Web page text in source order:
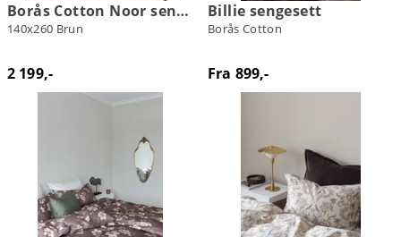
Borås Cotton Noor sengeteppe
140x260 Brun
2 199,-
Billie sengesett
Borås Cotton
Fra 899,-